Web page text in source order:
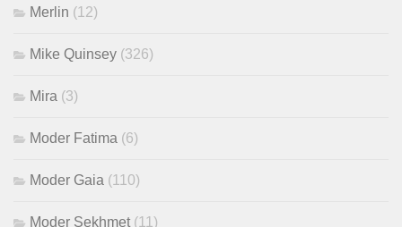
Merlin (12)
Mike Quinsey (326)
Mira (3)
Moder Fatima (6)
Moder Gaia (110)
Moder Sekhmet (11)